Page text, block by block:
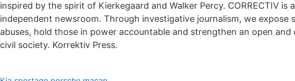
inspired by the spirit of Kierkegaard and Walker Percy. CORRECTIV is
independent newsroom. Through investigative journalism, we expose
abuses, hold those in power accountable and strengthen an open and
civil society. Korrektiv Press.